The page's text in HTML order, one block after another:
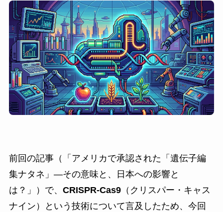
前回の記事（「アメリカで承認された「遺伝子編
集ナタネ」—その意味と、日本への影響と
は？」）で、 CRISPR-Cas9（クリスパー・キャス
ナイン）という技術について言及したため、今回